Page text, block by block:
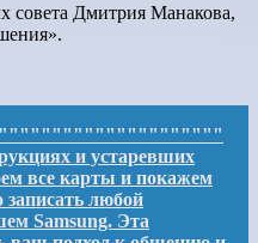
совета Дмитрия Манакова,
и устаревших
все карты и покажем
любой
Samsung. Эта